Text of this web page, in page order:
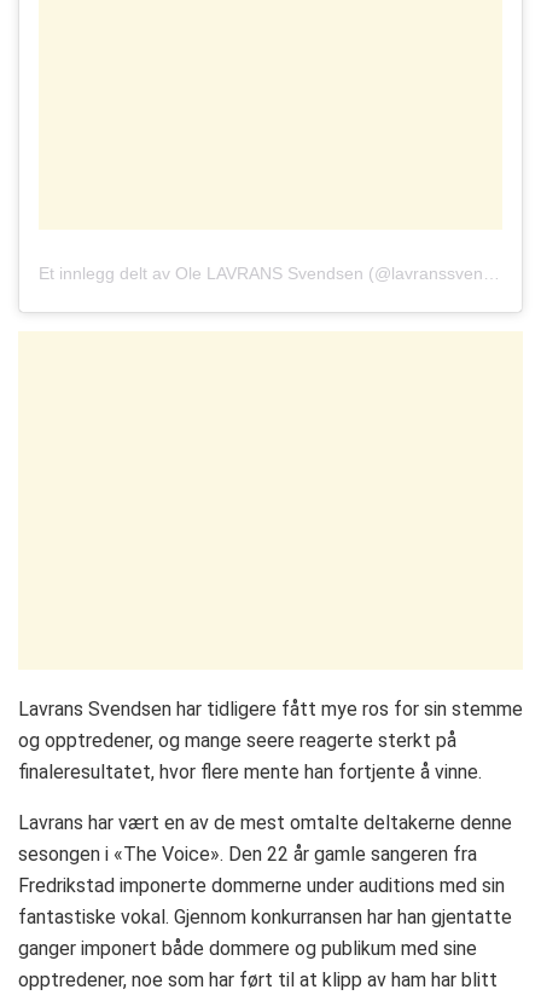
Lavrans Svendsen har tidligere fått mye ros for sin stemme
og opptredener, og mange seere reagerte sterkt på
finaleresultatet, hvor flere mente han fortjente å vinne.
Lavrans har vært en av de mest omtalte deltakerne denne
sesongen i «The Voice». Den 22 år gamle sangeren fra
Fredrikstad imponerte dommerne under auditions med sin
fantastiske vokal. Gjennom konkurransen har han gjentatte
ganger imponert både dommere og publikum med sine
opptredener, noe som har ført til at klipp av ham har blitt